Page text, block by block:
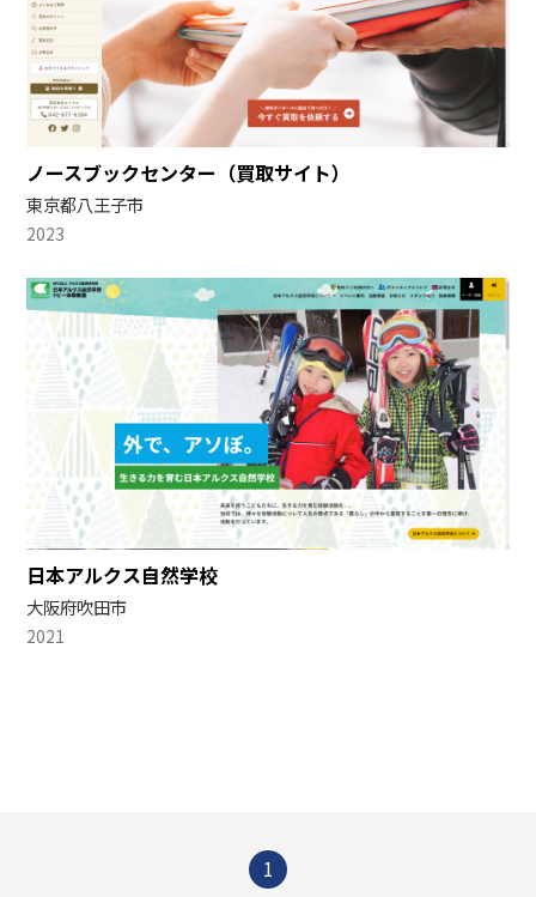
ノースブックセンター（買取サイト）
東京都八王子市
2023
日本アルクス自然学校
大阪府吹田市
2021
1